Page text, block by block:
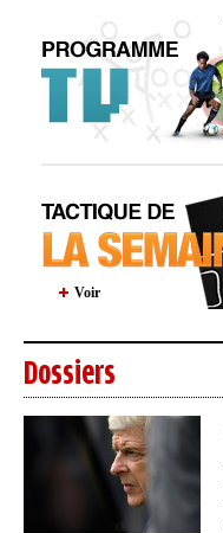
Voir
Dossiers